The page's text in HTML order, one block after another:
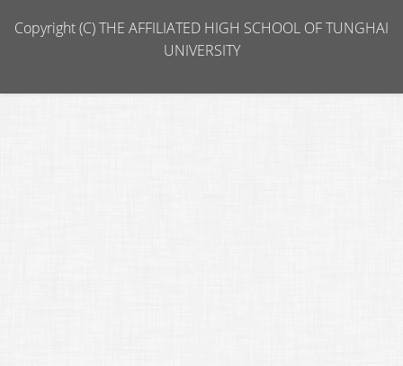
Copyright (C) THE AFFILIATED HIGH SCHOOL OF TUNGHAI
UNIVERSITY